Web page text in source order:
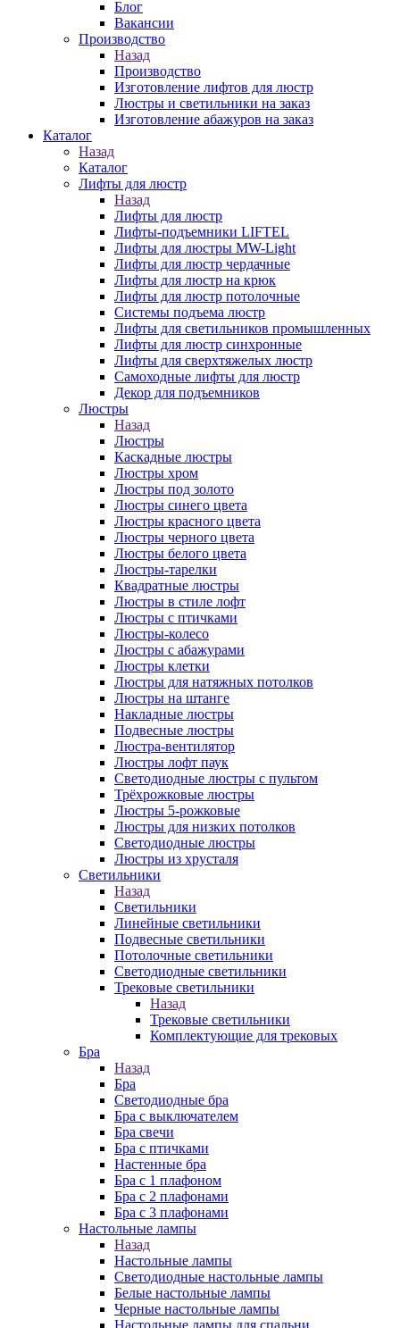
Блог
Вакансии
Производство
Назад
Производство
Изготовление лифтов для люстр
Люстры и светильники на заказ
Изготовление абажуров на заказ
Каталог
Назад
Каталог
Лифты для люстр
Назад
Лифты для люстр
Лифты-подъемники LIFTEL
Лифты для люстры MW-Light
Лифты для люстр чердачные
Лифты для люстр на крюк
Лифты для люстр потолочные
Системы подъема люстр
Лифты для светильников промышленных
Лифты для люстр синхронные
Лифты для сверхтяжелых люстр
Самоходные лифты для люстр
Декор для подъемников
Люстры
Назад
Люстры
Каскадные люстры
Люстры хром
Люстры под золото
Люстры синего цвета
Люстры красного цвета
Люстры черного цвета
Люстры белого цвета
Люстры-тарелки
Квадратные люстры
Люстры в стиле лофт
Люстры с птичками
Люстры-колесо
Люстры с абажурами
Люстры клетки
Люстры для натяжных потолков
Люстры на штанге
Накладные люстры
Подвесные люстры
Люстра-вентилятор
Люстры лофт паук
Светодиодные люстры с пультом
Трёхрожковые люстры
Люстры 5-рожковые
Люстры для низких потолков
Cветодиодные люстры
Люстры из хрусталя
Светильники
Назад
Светильники
Линейные светильники
Подвесные светильники
Потолочные светильники
Светодиодные светильники
Трековые светильники
Назад
Трековые светильники
Комплектующие для трековых
Бра
Назад
Бра
Светодиодные бра
Бра с выключателем
Бра свечи
Бра с птичками
Настенные бра
Бра с 1 плафоном
Бра с 2 плафонами
Бра с 3 плафонами
Настольные лампы
Назад
Настольные лампы
Светодиодные настольные лампы
Белые настольные лампы
Черные настольные лампы
Настольные лампы для спальни